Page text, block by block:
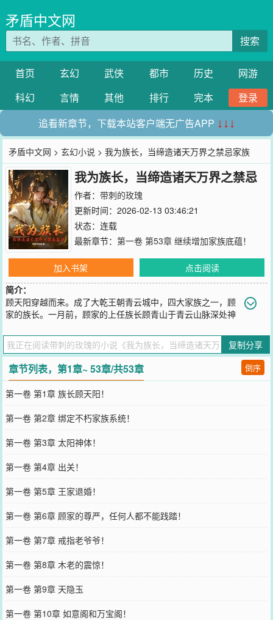
矛盾中文网
搜索
首页 玄幻 武侠 都市 历史
网游
科幻
言情 其他 排行 完本
登录
追看新章节，下载本站客户端无广告APP ↓↓↓
矛盾中文网 >玄幻小说 > 我为族长，当缔造诸天万界之禁忌家族
我为族长，当缔造诸天万界之禁忌
家族
作者： 带刺的玫瑰
更新时间：2026-02-13 03:46:21
状态：连载
最新章节： 第一卷 第53章 继续增加家族底蕴！
加入书架
点击阅读
简介：
顾天阳穿越而来。成了大乾王朝青云城中，四大家族之一，顾
家的族长。一月前，顾家的上任族长顾青山于青云山脉深处神
家族和城主府虎视眈眈，皆欲将失去顶尖战力的顾家分而食之。外患
如山，内忧更烈。顾天阳更是发现。原身为求破局，强行冲击境界，
竟已走火入魔！此刻他体内的经脉布满裂痕，修为更是荡然无存，几
乎与废人无异。此消息一旦外泄，顷刻间便是群狼噬虎，顾家数千口
人的灭顶之灾！就在顾天阳绝望之际。【叮！】【诸天万界不朽家族
系统，绑定成功！】【族运不灭，则族长不朽！】【新手礼包发放
中！】绝境之中，系统悍然降临。从此，顾家踏上了一条前所未有的
道路。当无数年后。混沌深处，顾天阳端坐于家族高台之上，弥漫着
一股令混沌失色的煌煌之威。而顾家已然成了诸天万界的禁忌家族！
您要是觉得《 我为族长，当缔造诸天万界之禁忌家族
不要忘记向您QQ群和微博微信里的朋友推荐哦！
复制分享
章节列表，第1章~ 53章/共53章 倒序
第一卷 第1章 族长顾天阳！
第一卷 第2章 绑定不朽家族系统！
第一卷 第3章 太阳神体！
第一卷 第4章 出关！
第一卷 第5章 王家退婚！
第一卷 第6章 顾家的尊严，任何人都不能践踏！
第一卷 第7章 戒指老爷爷！
第一卷 第8章 木老的震惊！
第一卷 第9章 天隐玉
第一卷 第10章 如意阁和万宝阁！